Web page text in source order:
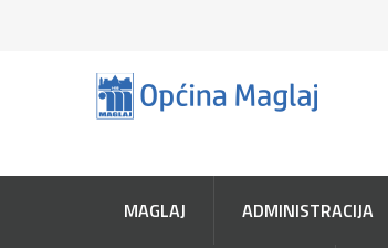
MAGLAJ ADMINISTRACIJA